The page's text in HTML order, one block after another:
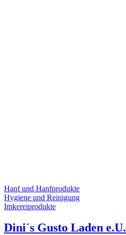
Hanf und Hanfprodukte
Hygiene und Reinigung
Imkereiprodukte
Dini´s Gusto Laden e.U.